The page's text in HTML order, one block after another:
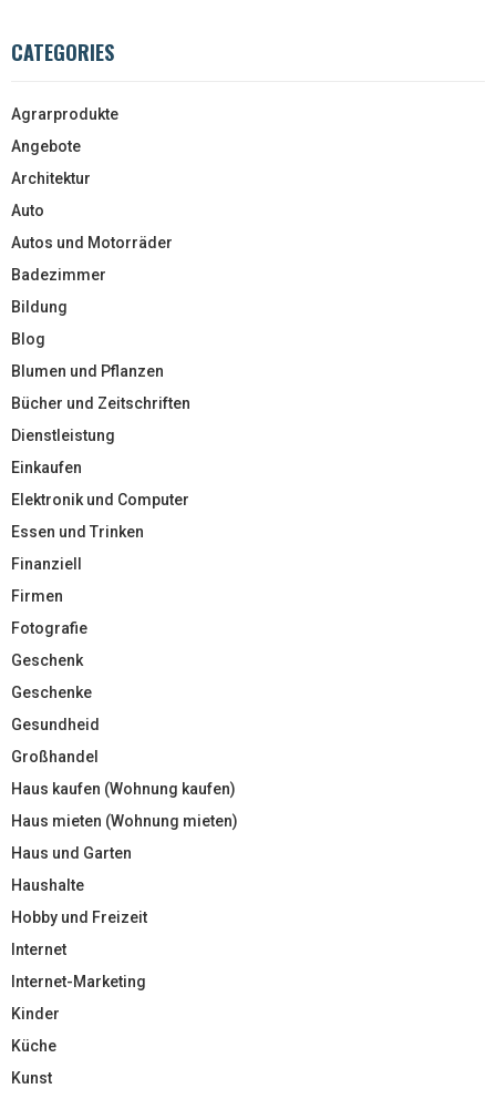
CATEGORIES
Agrarprodukte
Angebote
Architektur
Auto
Autos und Motorräder
Badezimmer
Bildung
Blog
Blumen und Pflanzen
Bücher und Zeitschriften
Dienstleistung
Einkaufen
Elektronik und Computer
Essen und Trinken
Finanziell
Firmen
Fotografie
Geschenk
Geschenke
Gesundheid
Großhandel
Haus kaufen (Wohnung kaufen)
Haus mieten (Wohnung mieten)
Haus und Garten
Haushalte
Hobby und Freizeit
Internet
Internet-Marketing
Kinder
Küche
Kunst